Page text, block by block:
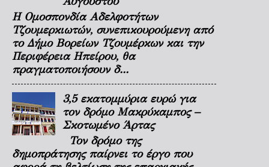
Η Ομοσπονδία Αδελφοτήτων
Τζουμερκιωτών, συνεπικουρούμενη από
το Δήμο Βορείων Τζουμέρκων και την
Περιφέρεια Ηπείρου, θα
πραγματοποιήσουν δ...
3,5 εκατομμύρια ευρώ για
τον δρόμο Μακρύκαμπος –
Σκοτωμένο Άρτας
Τον δρόμο της
δημοπράτησης παίρνει το έργο που